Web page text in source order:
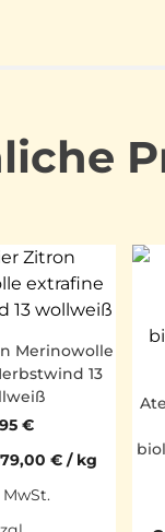
Merinowolle
13
€
€ / kg
MwSt.